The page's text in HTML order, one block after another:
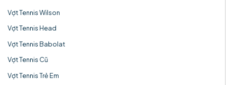
Vợt Tennis Wilson
Vợt Tennis Head
Vợt Tennis Babolat
Vợt Tennis Cũ
Vợt Tennis Trẻ Em